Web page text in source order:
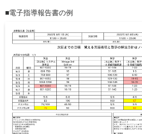
電子指導報告書の例